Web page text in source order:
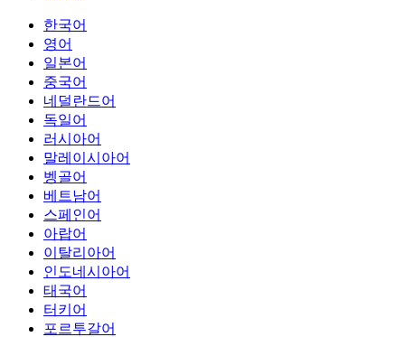
한국어
영어
일본어
중국어
네덜란드어
독일어
러시아어
말레이시아어
벵골어
베트남어
스페인어
아랍어
이탈리아어
인도네시아어
태국어
터키어
포르투갈어